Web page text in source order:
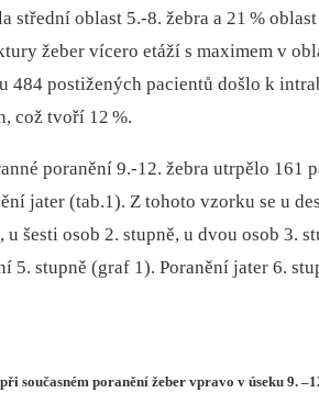
střední oblast 5.-8. žebra a 21 %
žeber vícero etáží s maximem v
484 postižených pacientů došlo k
což tvoří 12 %.
poranění 9.-12. žebra utrpělo 161
jater (tab.1). Z tohoto vzorku se u
šesti osob 2. stupně, u dvou osob 3.
5. stupně (graf 1). Poranění jater 6.
současném poranění žeber vpravo v úseku 9.